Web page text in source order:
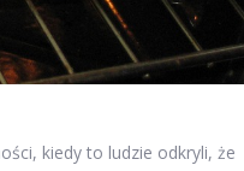
kiedy to ludzie odkryli, że